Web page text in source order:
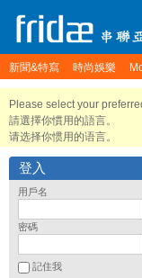
新聞&特寫 時尚娛樂
Please select your
請選擇你慣用的語言。
请选择你惯用的语言。
登入
用戶名
密碼
記住我